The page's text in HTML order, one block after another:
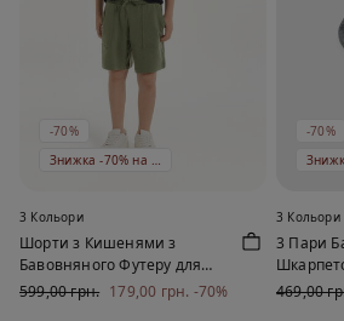
-70%
3 Кольори
Шорти з Кишенями з
Бавовняного Футеру для
Хлопчиків
599,00 грн. 179,00 грн. -70%
-70%
3 Кольори
3 Пари
469,00